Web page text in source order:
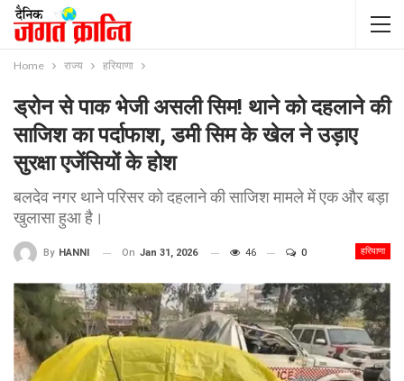
Home राज्य हरियाणा
ड्रोन से पाक भेजी असली सिम! थाने को दहलाने की
साजिश का पर्दाफाश, डमी सिम के खेल ने उड़ाए
सुरक्षा एजेंसियों के होश
बलदेव नगर थाने परिसर को दहलाने की साजिश मामले में एक और बड़ा
खुलासा हुआ है।
हरियाणा
By HANNI On Jan 31, 2026 46 0